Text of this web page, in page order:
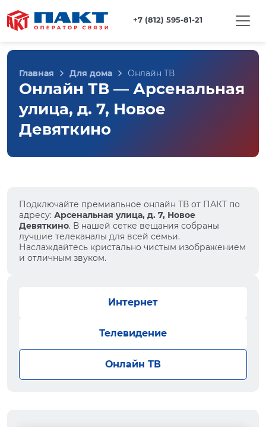
+7 (812) 595-81-21
Главная Для дома Онлайн ТВ
Онлайн ТВ — Арсенальная
улица, д. 7, Новое
Девяткино
Подключайте премиальное онлайн ТВ от ПАКТ по
адресу: Арсенальная улица, д. 7, Новое
Девяткино. В нашей сетке вещания собраны
лучшие телеканалы для всей семьи.
Наслаждайтесь кристально чистым изображением
и отличным звуком.
Интернет
Телевидение
Онлайн ТВ